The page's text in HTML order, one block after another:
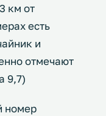
км от
есть
и
отмечают
9,7)
номер